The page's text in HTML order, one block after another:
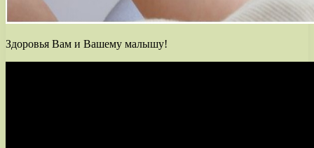
Здоровья Вам и Вашему малышу!